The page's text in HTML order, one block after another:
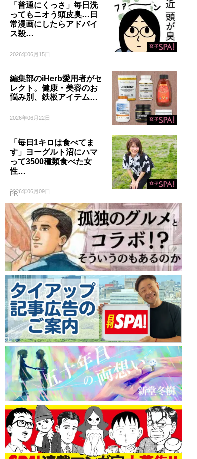
「普通にくっさ」毎日洗
ってもニオう頭皮臭…日
常漫画にしたらアドバイ
ス殺…
2026年06月15日
編集部のiHerb愛用者がセ
レクト。健康・美容のお
悩み別、鉄板アイテム…
2026年06月22日
「毎日1キロは食べてま
す」ヨーグルト沼にハマ
って3500種類食べた女
性…
2026年06月09日
PR